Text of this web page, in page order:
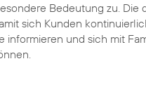
Bedeutung zu. Die
sich Kunden
und sich mit